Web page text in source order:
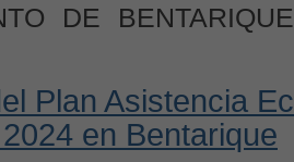
DE
Plan Asistencia
en Bentarique